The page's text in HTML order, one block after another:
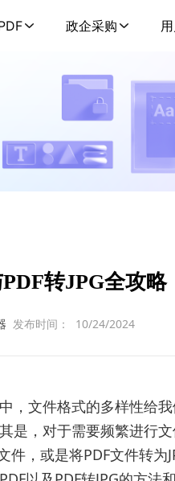
政企采购
转JPG全攻略
发布时间： 10/24/2024
，文件格式的多样性给
是，对于需要频繁进行文
件，或是将PDF文件转为